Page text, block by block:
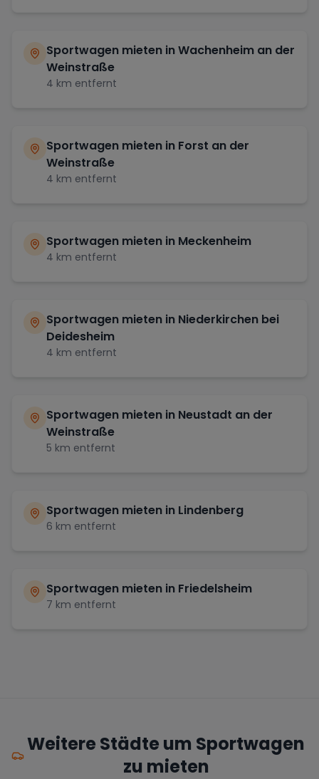
Sportwagen mieten inWachenheim an der
Weinstraße
4 km entfernt
Sportwagen mieten in Forst an der
Weinstraße
4 km entfernt
Sportwagen mieten in Meckenheim
4 km entfernt
Sportwagen mieten in Niederkirchen bei
Deidesheim
4 km entfernt
Sportwagen mieten in Neustadt an der
Weinstraße
5 km entfernt
Sportwagen mieten in Lindenberg
6 km entfernt
Sportwagen mieten in Friedelsheim
7 km entfernt
Weitere Städte um Sportwagen
zu mieten